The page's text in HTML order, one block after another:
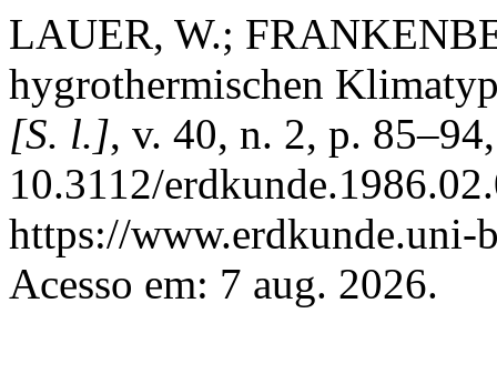
LAUER, W.;
hygrothermischen
[S. l.], v. 40, n. 2, p.
10.3112/
https://www.erdkunde.uni-
Acesso em: 7 aug. 2026.